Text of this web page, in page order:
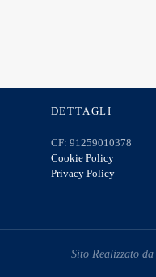
DETTAGLI
CF: 91259010378
Cookie Policy
Privacy Policy
Sito Realizzato da